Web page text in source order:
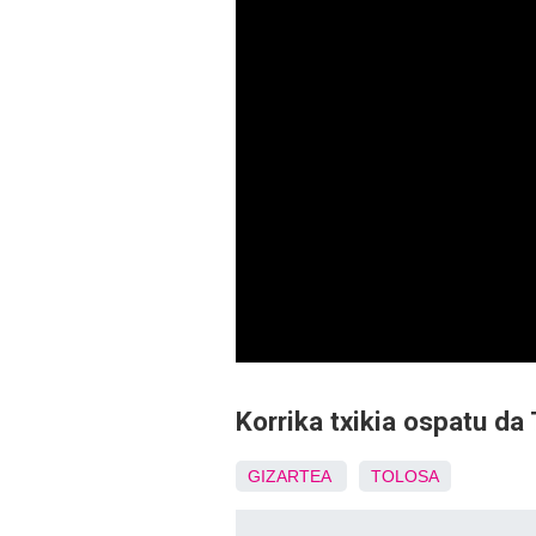
Korrika txikia ospatu da
GIZARTEA TOLOSA